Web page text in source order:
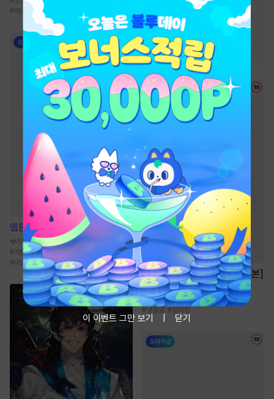
#베이비메신저
웹툰 신혼부부 특별전형
531.7만
# 재벌공 #능글공 #
존댓말공
#미남공
계약관계 #직진남
#하드코어
모럴리스
#삼각관계
# 유혹 #연애/결혼
소설 [BL] 금리(金利) [단행본]
2.3만
계약관계 #성장물 #동거/배우자
#냉혈공 #할리킹
이 이벤트 그만 보기 닫기